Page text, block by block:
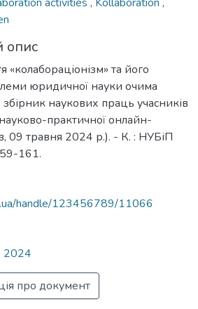
опис
та його
юридичної науки очима
наукових праць учасників
практичної онлайн-
09 травня 2024 р.). - К. : НУБіП
161.
handle/123456789/11066
2024
про документ